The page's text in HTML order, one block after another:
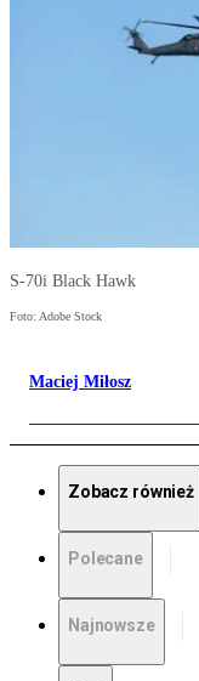
S-70i Black Hawk
Foto: Adobe Stock
Maciej Miłosz
Zobacz również
Polecane
Najnowsze